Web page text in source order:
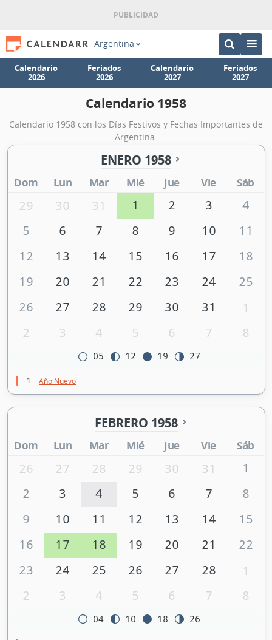
Argentina
Calendario
2026
Feriados
2026
Calendario
2027
Feriados
2027
Calendario 1958
Calendario 1958 con los Días Festivos y Fechas Importantes de
Argentina.
ENERO 1958
Dom Lun Mar Mié Jue Vie Sáb
29 30 31 1 2 3
4
5
6 7 8 9 10
11
12
13 14 15 16 17
18
19
20 21 22 23 24
25
26
27 28 29 30 31
1
2
3 4 5 6 7 8
05 12 19 27
1 Año Nuevo
FEBRERO 1958
Dom Lun Mar Mié Jue Vie Sáb
26 27 28 29 30 31
1
2
3 4 5 6 7
8
9
10 11 12 13 14
15
16
17 18 19 20 21
22
23
24 25 26 27 28
1
2
3 4 5 6 7 8
04 10 18 26